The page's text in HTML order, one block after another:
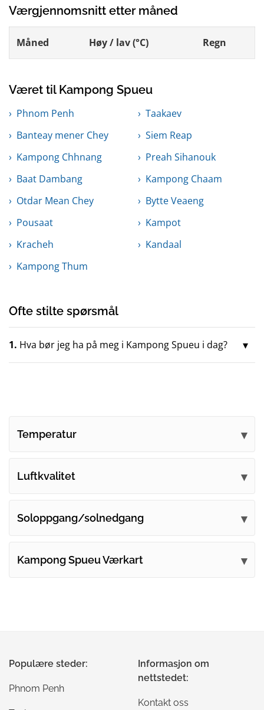
Værgjennomsnitt etter måned
Måned Høy / lav (°C) Regn
Været til Kampong Spueu
Phnom Penh
Taakaev
Banteay mener Chey
Siem Reap
Kampong Chhnang
Preah Sihanouk
Baat Dambang
Kampong Chaam
Otdar Mean Chey
Bytte Veaeng
Pousaat
Kampot
Kracheh
Kandaal
Kampong Thum
Ofte stilte spørsmål
1. Hva bør jeg ha på meg i Kampong Spueu i dag?
Temperatur
Luftkvalitet
Soloppgang/solnedgang
Kampong Spueu Værkart
Populære steder:
Phnom Penh
Informasjon om
nettstedet:
Kontakt oss